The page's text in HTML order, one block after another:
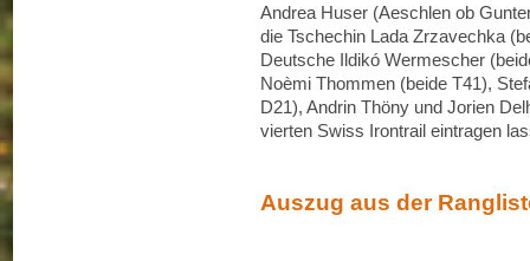
Andrea Huser (Aeschlen ob
die Tschechin Lada Zrzavechka
Deutsche Ildikó Wermescher
Noèmi Thommen (beide T41),
D21), Andrin Thöny und Jorien
vierten Swiss Irontrail eintragen
Auszug aus der